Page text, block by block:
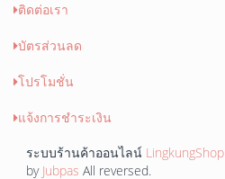
ติดต่อเรา
บัตรส่วนลด
โปรโมชั่น
แจ้งการชำระเงิน
ระบบร้านค้าออนไลน์ LingkungShop
by Jubpas All reversed.